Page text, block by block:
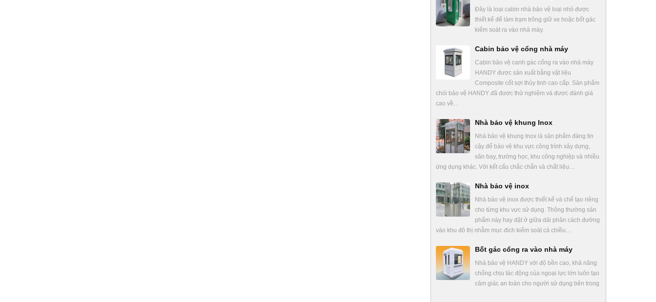
Đây là loại cabin nhà bảo vệ loại nhỏ được
thiết kế để làm trạm trông giữ xe hoặc bốt gác
kiểm soát ra vào nhà máy.
Cabin bảo vệ cổng nhà máy
Cabin bảo vệ canh gác cổng ra vào nhà máy
HANDY được sản xuất bằng vật liệu
Composite cốt sợi thủy tinh cao cấp. Sản phẩm
chòi bảo vệ HANDY đã được thử nghiệm và được đánh giá
cao về…
Nhà bảo vệ khung Inox
Nhà bảo vệ khung Inox là sản phẩm đáng tin
cậy để bảo vệ khu vực công trình xây dựng,
sân bay, trường học, khu công nghiệp và nhiều
ứng dụng khác. Với kết cấu chắc chắn và chất liệu…
Nhà bảo vệ inox
Nhà bảo vệ inox được thiết kế và chế tạo riêng
cho từng khu vực sử dụng. Thông thường sản
phẩm này hay đặt ở giữa dải phân cách đường
vào khu đô thị nhằm mục đích kiểm soát cả chiều…
Bốt gác cổng ra vào nhà máy
Nhà bảo vệ HANDY với độ bền cao, khả năng
chống chịu tác động của ngoại lực lớn luôn tạo
cảm giác an toàn cho người sử dụng bên trong